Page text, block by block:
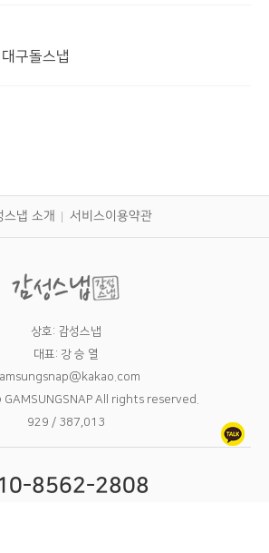
구돌스냅
스냅 소개 서비스이용약관
상호: 감성스냅
대표: 강 승 열
All rights reserved.
929 / 387,013
8562-2808